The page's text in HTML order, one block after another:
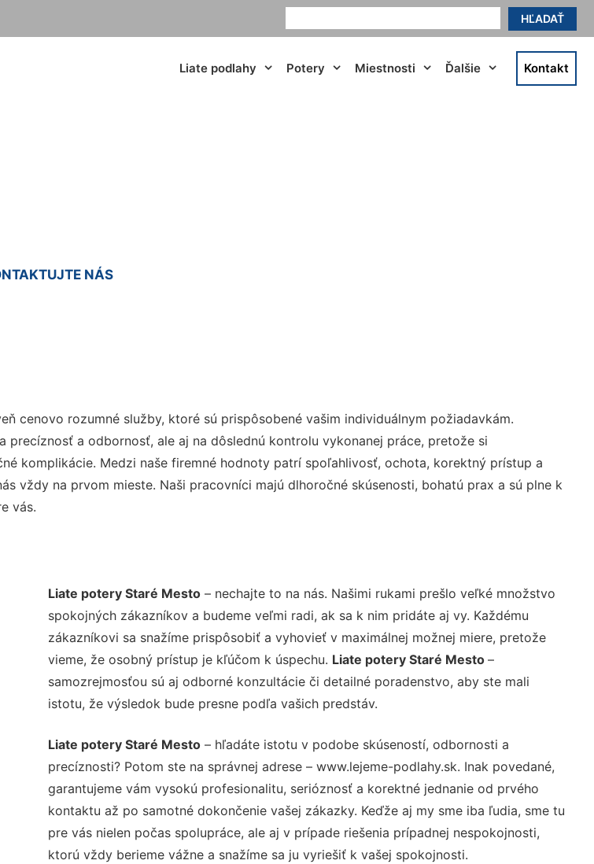
HĽADAŤ
Liate podlahy Potery Miestnosti Ďalšie Kontakt
NÁS
cenovo rozumné služby, ktoré sú prispôsobené vašim individuálnym požiadavkám.
precíznosť a odbornosť, ale aj na dôslednú kontrolu vykonanej práce, pretože si
komplikácie. Medzi naše firemné hodnoty patrí spoľahlivosť, ochota, korektný prístup a
vždy na prvom mieste. Naši pracovníci majú dlhoročné skúsenosti, bohatú prax a sú plne k
vás.
Liate potery Staré Mesto– nechajte to na nás. Našimi rukami prešlo veľké množstvo
spokojných zákazníkov a budeme veľmi radi, ak sa k nim pridáte aj vy. Každému
zákazníkovi sa snažíme prispôsobiť a vyhovieť v maximálnej možnej miere, pretože
vieme, že osobný prístup je kľúčom k úspechu. Liate potery Staré Mesto –
samozrejmosťou sú aj odborné konzultácie či detailné poradenstvo, aby ste mali
istotu, že výsledok bude presne podľa vašich predstáv.
Liate potery Staré Mesto– hľadáte istotu v podobe skúseností, odbornosti a
precíznosti? Potom ste na správnej adrese – www.lejeme-podlahy.sk. Inak povedané,
garantujeme vám vysokú profesionalitu, serióznosť a korektné jednanie od prvého
kontaktu až po samotné dokončenie vašej zákazky. Keďže aj my sme iba ľudia, sme tu
pre vás nielen počas spolupráce, ale aj v prípade riešenia prípadnej nespokojnosti,
ktorú vždy berieme vážne a snažíme sa ju vyriešiť k vašej spokojnosti.